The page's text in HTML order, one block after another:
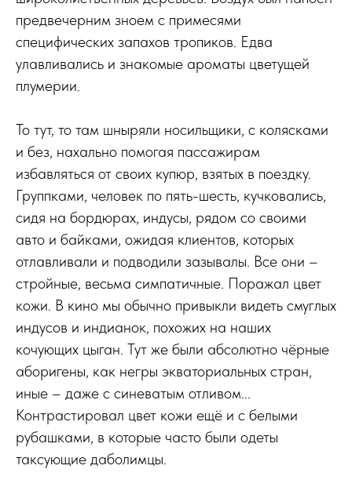
предвечерним зноем с примесями
специфических запахов тропиков. Едва
улавливались и знакомые ароматы цветущей
плумерии.
То тут, то там шныряли носильщики, с колясками
и без, нахально помогая пассажирам
избавляться от своих купюр, взятых в поездку.
Группками, человек по пять-шесть, кучковались,
сидя на бордюрах, индусы, рядом со своими
авто и байками, ожидая клиентов, которых
отлавливали и подводили зазывалы. Все они –
стройные, весьма симпатичные. Поражал цвет
кожи. В кино мы обычно привыкли видеть смуглых
индусов и индианок, похожих на наших
кочующих цыган. Тут же были абсолютно чёрные
аборигены, как негры экваториальных стран,
иные – даже с синеватым отливом...
Контрастировал цвет кожи ещё и с белыми
рубашками, в которые часто были одеты
таксующие даболимцы.